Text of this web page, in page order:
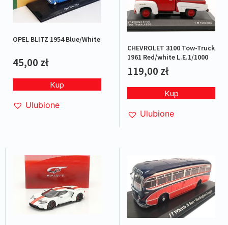
OPEL BLITZ 1954 Blue/White
45,00 zł
Kup
Ulubione
CHEVROLET 3100 Tow-Truck
1961 Red/white L.E.1/1000
119,00 zł
Kup
Ulubione